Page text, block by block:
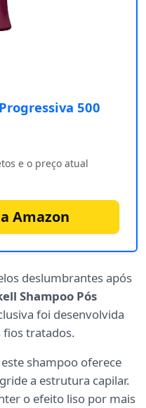
500
e o preço atual
Amazon
deslumbrantes após
Shampoo Pós
foi desenvolvida
fios tratados.
shampoo oferece
a estrutura capilar.
o efeito liso por mais